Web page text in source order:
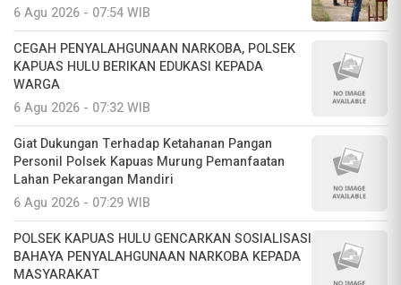
6 Agu 2026 - 07:54 WIB
CEGAH PENYALAHGUNAAN NARKOBA, POLSEK
KAPUAS HULU BERIKAN EDUKASI KEPADA
WARGA
6 Agu 2026 - 07:32 WIB
Giat Dukungan Terhadap Ketahanan Pangan
Personil Polsek Kapuas Murung Pemanfaatan
Lahan Pekarangan Mandiri
6 Agu 2026 - 07:29 WIB
POLSEK KAPUAS HULU GENCARKAN SOSIALISASI
BAHAYA PENYALAHGUNAAN NARKOBA KEPADA
MASYARAKAT